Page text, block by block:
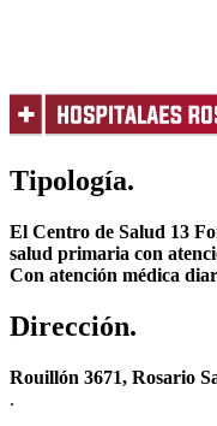
Tipología.
El Centro de Salud 13
salud primaria con
Con atención médica
Dirección.
Rouillón 3671, Rosario
.